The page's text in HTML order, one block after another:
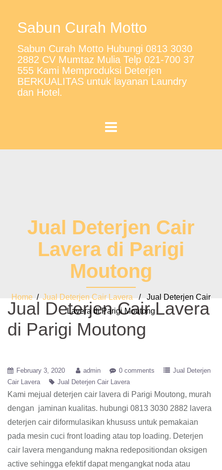
Sabun Curah Motto
Sabun Curah Motto Hubungi 0813 3030
2882 CV Mumtaz Mulia Telp 021-700 37
555 Kami Memproduksi Deterjen
BERKUALITAS untuk layanan Laundry
dan Hotel.
Jual Deterjen Cair
Lavera di Parigi
Moutong
Home / Jual Deterjen Cair Lavera / Jual Deterjen Cair
Lavera di Parigi Moutong
Jual Deterjen Cair Lavera
di Parigi Moutong
February 3, 2020 admin 0 comments
Jual Deterjen
Cair Lavera
Jual Deterjen Cair Lavera
Kami mejual deterjen cair lavera di Parigi Moutong, murah
dengan jaminan kualitas. hubungi 0813 3030 2882 lavera
deterjen cair diformulasikan khususs untuk pemakaian
pada mesin cuci front loading atau top loading. Deterjen
cair lavera mengandung makna redepositiondan oksigen
active sehingga efektif dapat mengangkat noda atau